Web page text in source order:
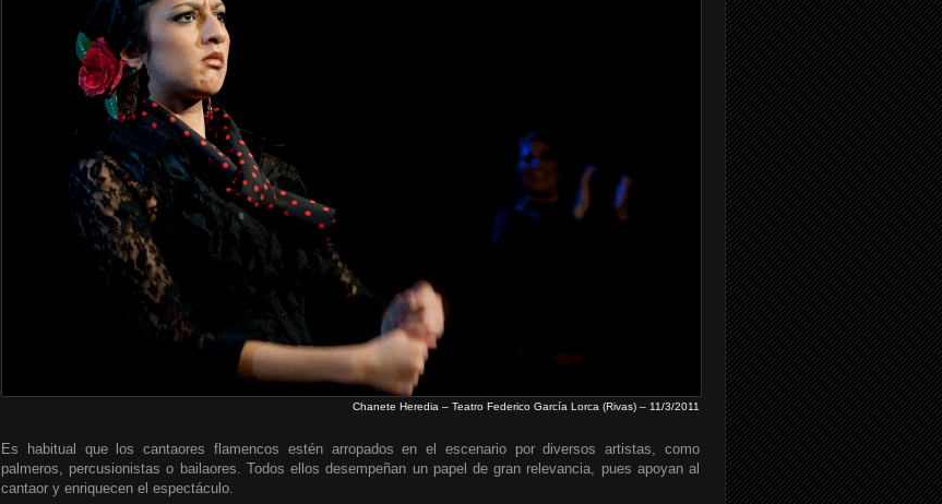
Chanete Heredia – Teatro Federico García Lorca (Rivas) – 11/3/2011
Es habitual que los cantaores flamencos estén arropados en el escenario por diversos artistas, como
palmeros, percusionistas o bailaores. Todos ellos desempeñan un papel de gran relevancia, pues apoyan al
cantaor y enriquecen el espectáculo.